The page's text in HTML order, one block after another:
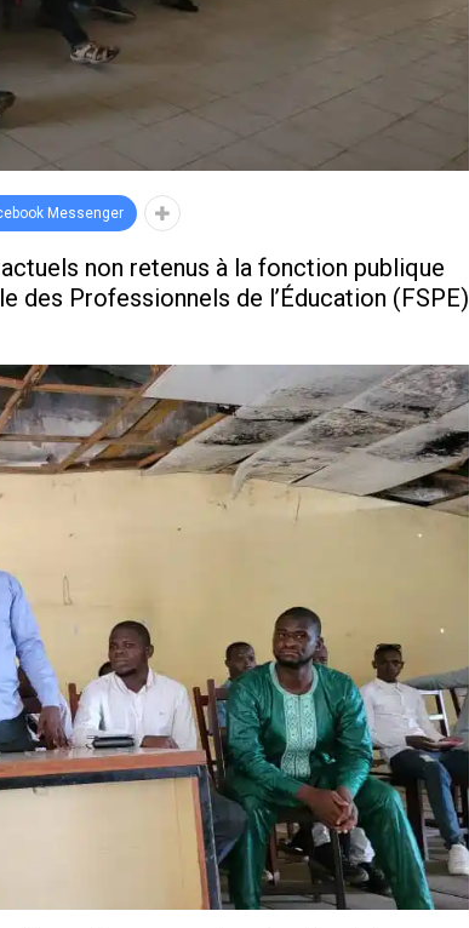
Messenger
non retenus à la fonction publique
des Professionnels de l’Éducation (FSPE)